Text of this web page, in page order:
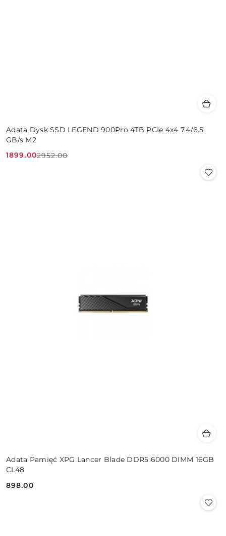
Adata Dysk SSD LEGEND 900Pro 4TB PCIe 4x4 7.4/6.5
GB/s M2
Cena
1899.00
Cena
2952.00
Adata Pamięć XPG Lancer Blade DDR5 6000 DIMM 16GB
CL48
Cena:
898.00